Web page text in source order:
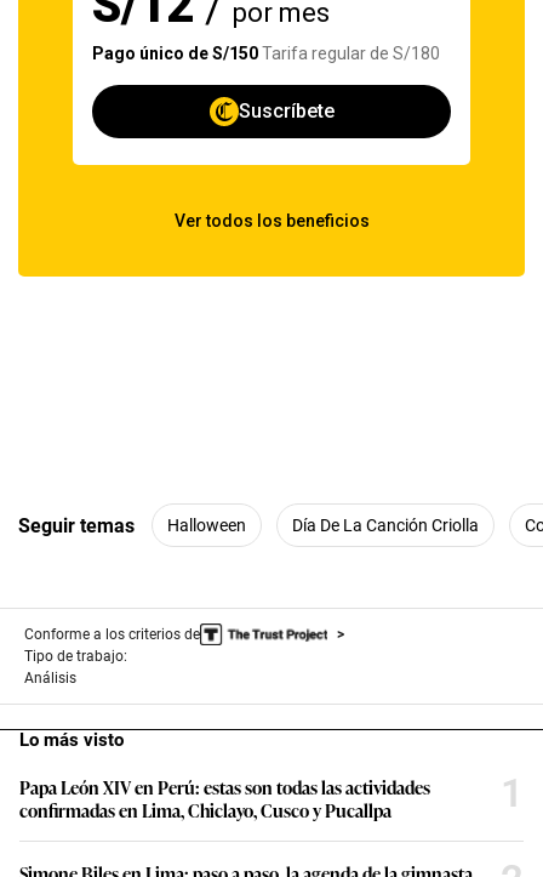
Seguir temas Halloween Día De La Canción Criolla
Conforme a los criterios de
Tipo de trabajo:
Análisis
Lo más visto
Papa León XIV en Perú: estas son todas las actividades
confirmadas en Lima, Chiclayo, Cusco y Pucallpa
1